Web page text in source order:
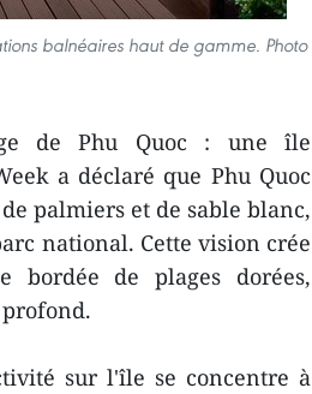
balnéaires haut de gamme. Photo
de Phu Quoc : une île
a déclaré que Phu Quoc
palmiers et de sable blanc,
national. Cette vision crée
bordée de plages dorées,
sur l'île se concentre à